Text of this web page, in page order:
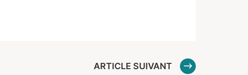
ARTICLE SUIVANT